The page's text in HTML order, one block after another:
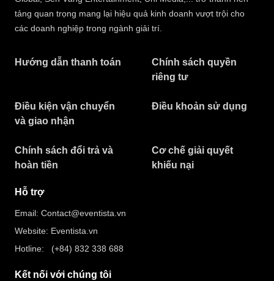
tảng quan trọng mang lại hiệu quả kinh doanh vượt trội cho
các doanh nghiệp trong ngành giải trí.
Hướng dẫn thanh toán
Chính sách quyền
riêng tư​
Điều kiện vận chuyển
và giao nhận
Điều khoản sử dụng
Chính sách đổi trả và
hoàn tiền
Cơ chế giải quyết
khiếu nại
Hỗ trợ
Email: Contact@eventista.vn
Website: Eventista.vn
Hotline: (+84) 832 338 688
Kết nối với chúng tôi